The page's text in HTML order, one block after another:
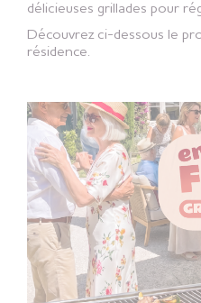
délicieuses grillades pour
Découvrez ci-dessous le
résidence.